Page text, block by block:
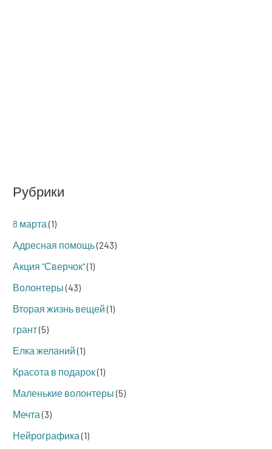
Рубрики
8 марта(1)
Адресная помощь(243)
Акция "Сверчок"(1)
Волонтеры(43)
Вторая жизнь вещей(1)
грант(5)
Елка желаний(1)
Красота в подарок(1)
Маленькие волонтеры(5)
Мечта(3)
Нейрографика(1)